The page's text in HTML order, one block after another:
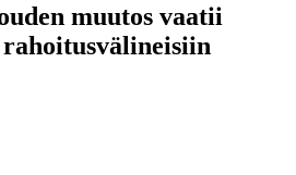
muutos vaatii